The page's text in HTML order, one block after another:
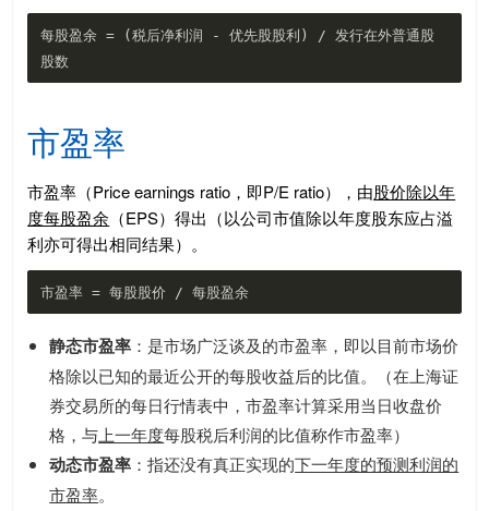
每股盈余 = (税后净利润 - 优先股股利) / 发行在外普通股
市盈率
市盈率（Price earnings ratio，即P/E ratio），由股价除以年
度每股盈余 （EPS）得出（以公司市值除以年度股东应占溢
利亦可得出相同结果）。
静态市盈率 ：是市场广泛谈及的市盈率，即以目前市场价
格除以已知的最近公开的每股收益后的比值。（在上海证
券交易所的每日行情表中，市盈率计算采用当日收盘价
格，与 上一年度每股税后利润的比值称作市盈率）
动态市盈率 ：指还没有真正实现的下一年度的预测利润的
市盈率。